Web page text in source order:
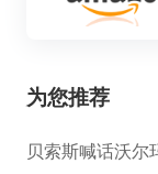
为您推荐
贝索斯喊话沃尔